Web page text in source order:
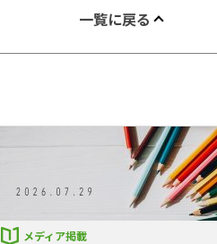
一覧に戻る
メディア掲載